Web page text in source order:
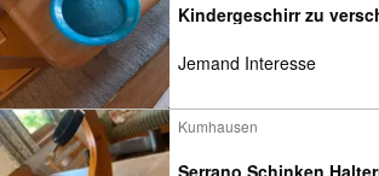
Kindergeschirr zu
Jemand Interesse
Kumhausen
Serrano Schinken